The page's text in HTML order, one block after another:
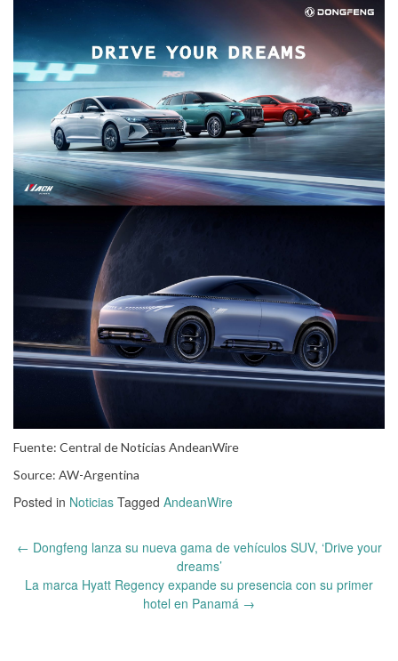
Fuente: Central de Noticias AndeanWire
Source: AW-Argentina
Posted in Noticias Tagged AndeanWire
Post
← Dongfeng lanza su nueva gama de vehículos SUV, ‘Drive your
dreams’
La marca Hyatt Regency expande su presencia con su primer
hotel en Panamá →